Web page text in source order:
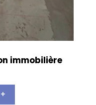
immobilière